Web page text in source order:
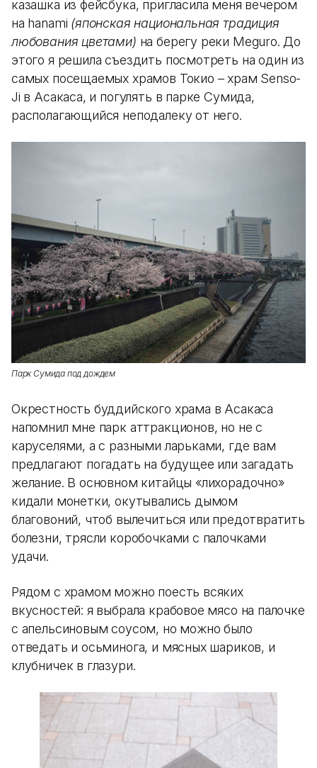
казашка из фейсбука, пригласила меня вечером
на hanami (японская национальная традиция
любования цветами) на берегу реки Meguro. До
этого я решила съездить посмотреть на один из
самых посещаемых храмов Токио – храм Senso-
Ji в Асакаса, и погулять в парке Сумида,
располагающийся неподалеку от него.
Парк Сумида под дождем
Окрестность буддийского храма в Асакаса
напомнил мне парк аттракционов, но не с
каруселями, а с разными ларьками, где вам
предлагают погадать на будущее или загадать
желание. В основном китайцы «лихорадочно»
кидали монетки, окутывались дымом
благовоний, чтоб вылечиться или предотвратить
болезни, трясли коробочками с палочками
удачи.
Рядом с храмом можно поесть всяких
вкусностей: я выбрала крабовое мясо на палочке
с апельсиновым соусом, но можно было
отведать и осьминога, и мясных шариков, и
клубничек в глазури.